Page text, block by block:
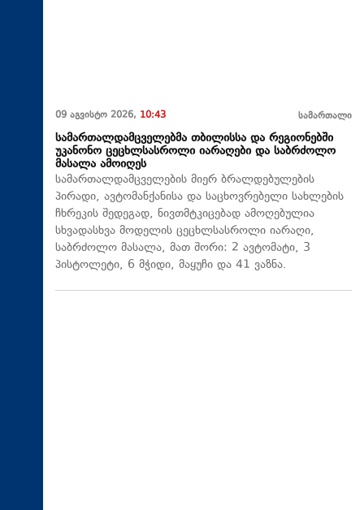
09 აგვისტო 2026, 10:43 სამართალი
სამართალდამცველებმა თბილისსა და რეგიონებში
უკანონო ცეცხლსასროლი იარაღები და საბრძოლო
მასალა ამოიღეს
სამართალდამცველების მიერ ბრალდებულების
პირადი, ავტომანქანისა და საცხოვრებელი სახლების
ჩხრეკის შედეგად, ნივთმტკიცებად ამოღებულია
სხვადასხვა მოდელის ცეცხლსასროლი იარაღი,
საბრძოლო მასალა, მათ შორი: 2 ავტომატი, 3
პისტოლეტი, 6 მჭიდი, მაყუჩი და 41 ვაზნა.